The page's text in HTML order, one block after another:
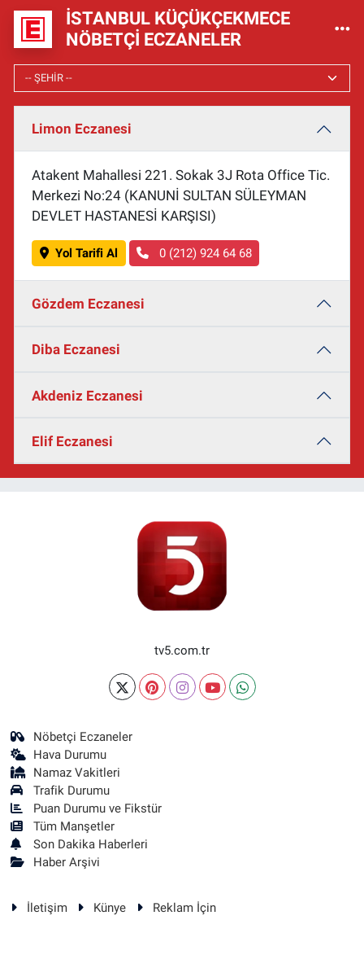
İSTANBUL KÜÇÜKÇEKMECE
NÖBETÇI ECZANELER
Limon Eczanesi
Atakent Mahallesi 221. Sokak 3J Rota Office Tic.
Merkezi No:24 (KANUNİ SULTAN SÜLEYMAN
DEVLET HASTANESİ KARŞISI)
Yol Tarifi Al 0 (212) 924 64 68
Gözdem Eczanesi
Diba Eczanesi
Akdeniz Eczanesi
Elif Eczanesi
tv5.com.tr
Nöbetçi Eczaneler
Hava Durumu
Namaz Vakitleri
Trafik Durumu
Puan Durumu ve Fikstür
Tüm Manşetler
Son Dakika Haberleri
Haber Arşivi
İletişim Künye Reklam İçin